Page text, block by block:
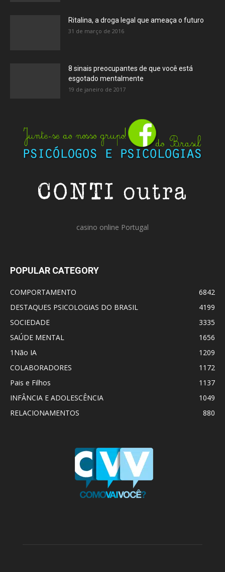
Ritalina, a droga legal que ameaça o futuro
31 de março de 2016
8 sinais preocupantes de que você está
esgotado mentalmente
19 de janeiro de 2017
casino online Portugal
POPULAR CATEGORY
COMPORTAMENTO
6842
DESTAQUES PSICOLOGIAS DO BRASIL
4199
SOCIEDADE
3335
SAÚDE MENTAL
1656
1Não IA
1209
COLABORADORES
1172
Pais e Filhos
1137
INFÂNCIA E ADOLESCÊNCIA
1049
RELACIONAMENTOS
880